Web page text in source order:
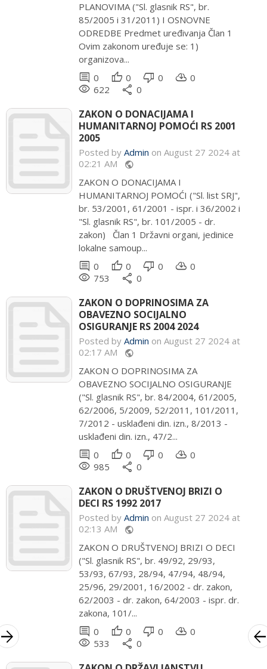
PLANOVIMA ("Sl. glasnik RS", br.
85/2005 i 31/2011) I OSNOVNE
ODREDBE Predmet uređivanja Član 1
Ovim zakonom uređuje se: 1)
organizova...
comment 0 thumb_up 0 thumb_down 0 cloud_download 0
remove_red_eye 622 share 0
ZAKON O DONACIJAMA I
HUMANITARNOJ POMOĆI RS 2001
2005
Posted by Admin on August 27 2024 at
02:21 AM public
ZAKON O DONACIJAMA I
HUMANITARNOJ POMOĆI ("Sl. list SRJ",
br. 53/2001, 61/2001 - ispr. i 36/2002 i
"Sl. glasnik RS", br. 101/2005 - dr.
zakon) Član 1 Državni organi, jedinice
lokalne samoup...
comment 0 thumb_up 0 thumb_down 0 cloud_download 0
remove_red_eye 753 share 0
ZAKON O DOPRINOSIMA ZA
OBAVEZNO SOCIJALNO
OSIGURANJE RS 2004 2024
Posted by Admin on August 27 2024 at
02:17 AM public
ZAKON O DOPRINOSIMA ZA
OBAVEZNO SOCIJALNO OSIGURANJE
("Sl. glasnik RS", br. 84/2004, 61/2005,
62/2006, 5/2009, 52/2011, 101/2011,
7/2012 - usklađeni din. izn., 8/2013 -
usklađeni din. izn., 47/2...
comment 0 thumb_up 0 thumb_down 0 cloud_download 0
remove_red_eye 985 share 0
ZAKON O DRUŠTVENOJ BRIZI O
DECI RS 1992 2017
Posted by Admin on August 27 2024 at
02:13 AM public
ZAKON O DRUŠTVENOJ BRIZI O DECI
("Sl. glasnik RS", br. 49/92, 29/93,
53/93, 67/93, 28/94, 47/94, 48/94,
25/96, 29/2001, 16/2002 - dr. zakon,
62/2003 - dr. zakon, 64/2003 - ispr. dr.
zakona, 101/...
comment 0 thumb_up 0 thumb_down 0 cloud_download 0
remove_red_eye 533 share 0